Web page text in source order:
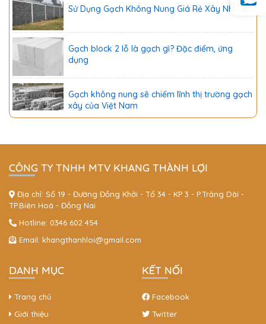
Sử Dụng Gạch Không Nung Giá Rẻ Xây Nhà
Gạch block 2 lỗ là gạch gì? Đặc điểm, ứng
dụng
Gạch không nung sẽ chiếm lĩnh thị trường gạch
xây của Việt Nam
Xu thế sử dụng gach block không nung
CÔNG TY TNHH MTV KHANG THÀNH LỢI
Địa chỉ: Số 19 - Đường Đồng Khởi - Tổ 34 - KP 3 - P.Trảng Dài -
TP.Biên Hoà - Đồng Nai
Hotline: 0346 602 454
Email: khangthanhloi@gmail.com
DANH MỤC
Trang chủ
Giới thiệu
KẾT NỐI
Facebook
Twitter